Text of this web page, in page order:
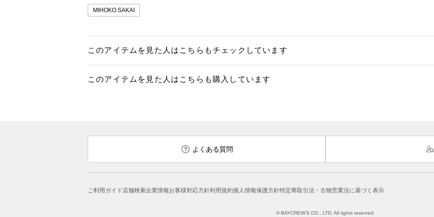
MIHOKO SAKAI
このアイテムを見た人はこちらもチェックしています
このアイテムを見た人はこちらも購入しています
よくある質問
ご利用ガイド店舗検索企業情報お客様対応方針利用規約個人情報保護方針特定商取引法・古物営業法に基づく表示
© BAYCREW’S CO., LTD. All rights reserved.